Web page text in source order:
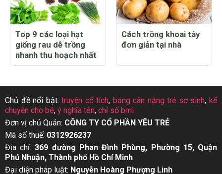
Top 9 các loại hạt
giống rau dễ trồng
nhanh thu hoạch nhất
Cách trồng khoai tây
đơn giản tại nhà
Chủ đề nổi bật:truyện cổ tích, bảng cân nặng trẻ sơ sinh,kể
chuyện cho bé, ý nghĩa tên, chỉ số bmi
Đơn vị chủ Quản: CÔNG TY CỔ PHẦN YÊU TRẺ
Mã số thuế: 0312926237
Địa chỉ:369 đường Phan Đình Phùng, Phường 15, Quận
Phú Nhuận, Thành phố Hồ Chí Minh
Đại diện pháp luật: Nguyễn Hoàng Phượng Linh